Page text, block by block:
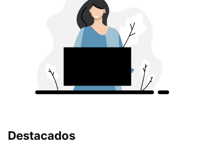
Destacados